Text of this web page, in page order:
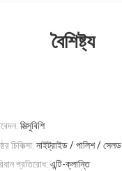
বৈশিষ্ট্য
মিত্সুবিশি
চিকিত্সা: নাইট্রাইড / পালিশ / সেলড
প্রতিরোধ: এন্টি-ক্লান্তি